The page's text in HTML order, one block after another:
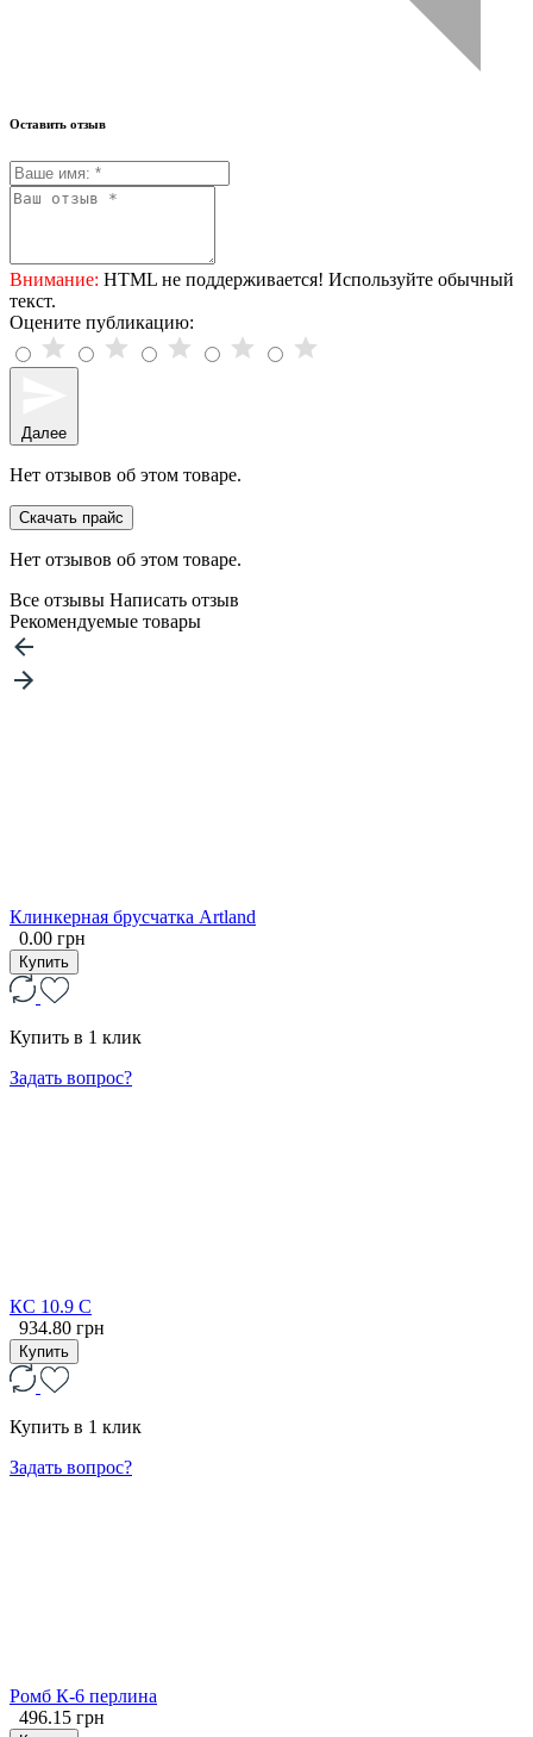
Оставить отзыв
Внимание: HTML не поддерживается! Используйте обычный
текст.
Оцените публикацию:
Далее
Нет отзывов об этом товаре.
Скачать прайс
Нет отзывов об этом товаре.
Все отзывы Написать отзыв
Рекомендуемые товары
Клинкерная брусчатка Artland
0.00 грн
Купить
Купить в 1 клик
Задать вопрос?
КС 10.9 С
934.80 грн
Купить
Купить в 1 клик
Задать вопрос?
Ромб К-6 перлина
496.15 грн